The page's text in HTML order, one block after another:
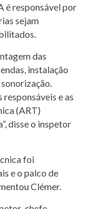
é responsável por
sejam
das
instalação
e as
(ART)
disse o inspetor
foi
e o palco de
Clémer.